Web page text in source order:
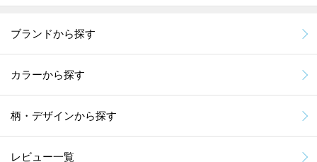
ブランドから探す
カラーから探す
柄・デザインから探す
レビュー一覧